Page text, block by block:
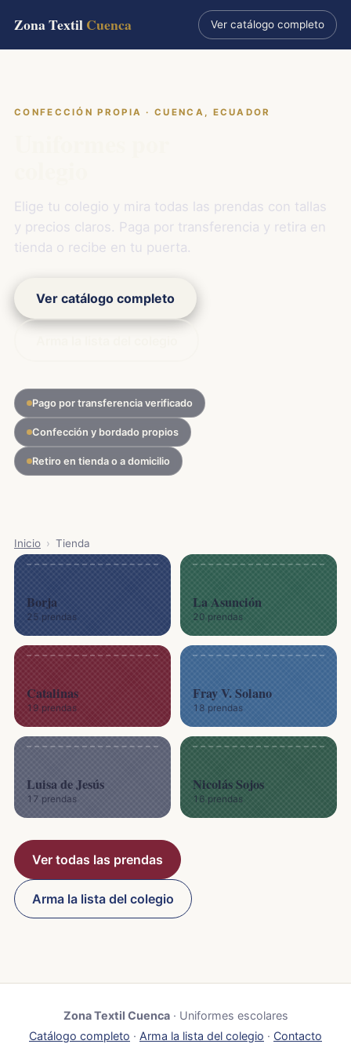
Zona TextilCuenca Ver catálogo completo
CONFECCIÓN PROPIA · CUENCA, ECUADOR
Elige tu colegio y mira todas las prendas con tallas
y precios claros. Paga por transferencia y retira en
tienda o recibe en tu puerta.
Ver catálogo completo
Pago por transferencia verificado
Confección y bordado propios
Retiro en tienda o a domicilio
Inicio › Tienda
Borja
25 prendas
La Asunción
20 prendas
Catalinas
19 prendas
Fray V. Solano
18 prendas
Luisa de Jesús
17 prendas
Nicolás Sojos
16 prendas
Ver todas las prendas
Arma la lista del colegio
Zona Textil Cuenca· Uniformes escolares
Catálogo completo · Arma la lista del colegio · Contacto